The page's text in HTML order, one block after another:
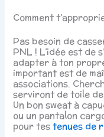
Comment
Pas besoin de
PNL ! L’idée est de
adapter à ton
important est de
associations.
serviront de toile
Un bon sweat à
ou un pantalon
pour testenues de